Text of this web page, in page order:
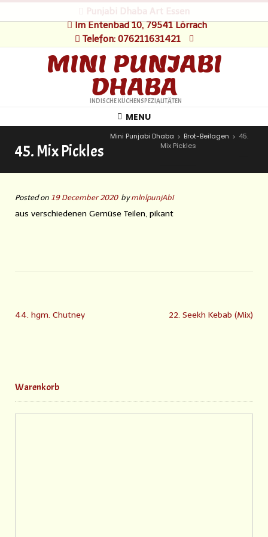
Punjabi Dhaba Art Essen
Im Entenbad 10, 79541 Lörrach
Telefon: 076211631421
MINI PUNJABI
DHABA
INDISCHE KÜCHENSPEZIALITÄTEN
MENU
45. Mix Pickles
Mini Punjabi Dhaba > Brot-Beilagen > 45.
Mix Pickles
Posted on 19 December 2020 bymlnlpunjAbI
aus verschiedenen Gemüse Teilen, pikant
44. hgm. Chutney 22. Seekh Kebab (Mix)
Warenkorb